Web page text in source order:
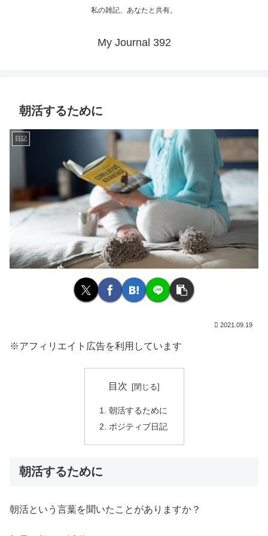
私の雑記、あなたと共有。
My Journal 392
朝活するために
日記
2021.09.19
※アフィリエイト広告を利用しています
目次
朝活するために
ポジティブ日記
朝活するために
朝活という言葉を聞いたことがありますか？